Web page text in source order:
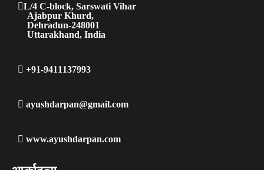
L/4 C-block, Sarswati Vihar
Ajabpur Khurd,
Dehradun-248001
Uttarakhand, India
+91-9411137993
ayushdarpan@gmail.com
www.ayushdarpan.com